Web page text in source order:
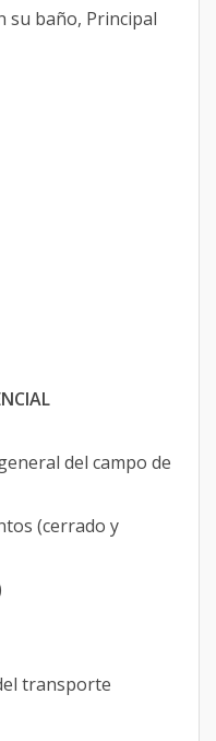
su baño, Principal
del campo de
(cerrado y
transporte